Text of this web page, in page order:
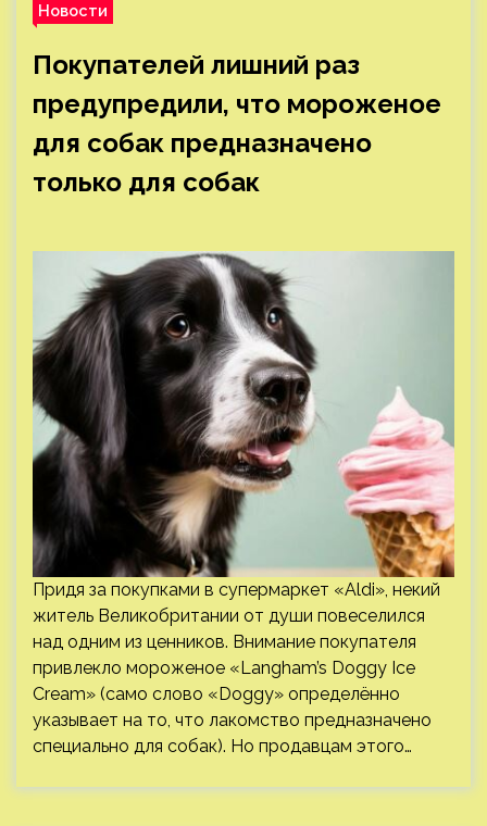
Новости
Покупателей лишний раз
предупредили, что мороженое
для собак предназначено
только для собак
Придя за покупками в супермаркет «Aldi», некий
житель Великобритании от души повеселился
над одним из ценников. Внимание покупателя
привлекло мороженое «Langham’s Doggy Ice
Cream» (само слово «Doggy» определённо
указывает на то, что лакомство предназначено
специально для собак). Но продавцам этого…